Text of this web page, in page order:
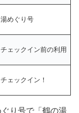
湯めぐり号
チェックイン前の利用
チェックイン！
り号で「鶴の湯